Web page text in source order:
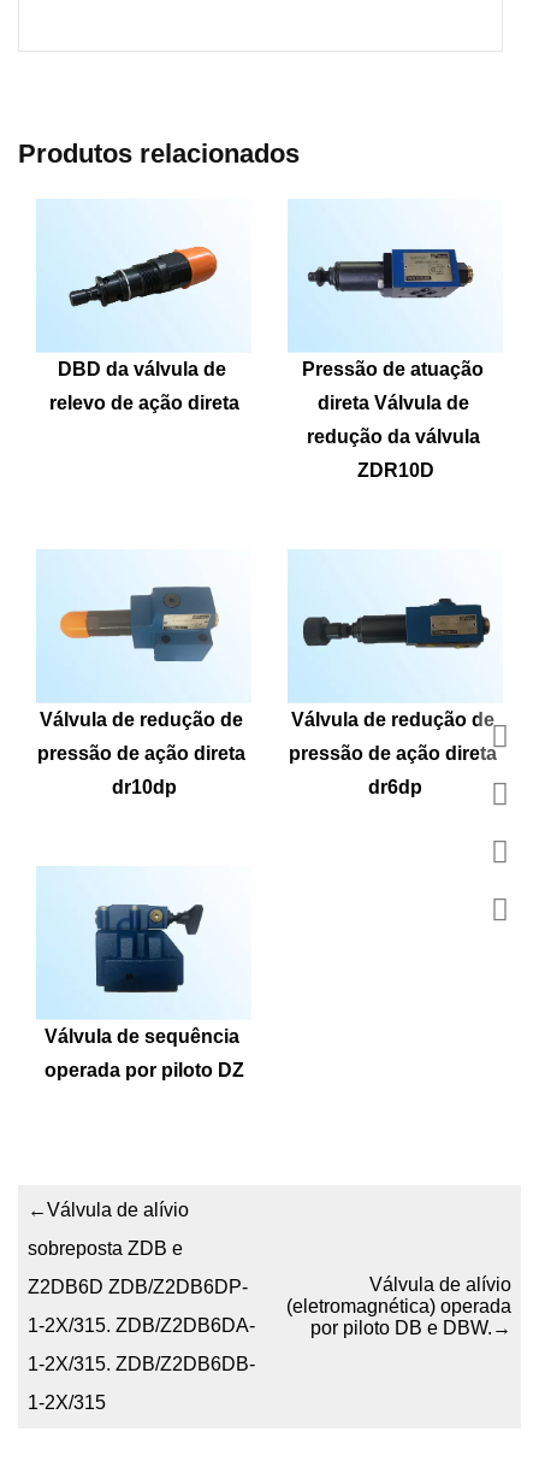
Produtos relacionados
DBD da válvula de
relevo de ação direta
Pressão de atuação
direta Válvula de
redução da válvula
ZDR10D
Válvula de redução de
pressão de ação direta
dr10dp
Válvula de redução de
pressão de ação direta
dr6dp
Válvula de sequência
operada por piloto DZ
←Válvula de alívio
sobreposta ZDB e
Z2DB6D ZDB/Z2DB6DP-
1-2X/315. ZDB/Z2DB6DA-
1-2X/315. ZDB/Z2DB6DB-
1-2X/315
Válvula de alívio
(eletromagnética) operada
por piloto DB e DBW. →